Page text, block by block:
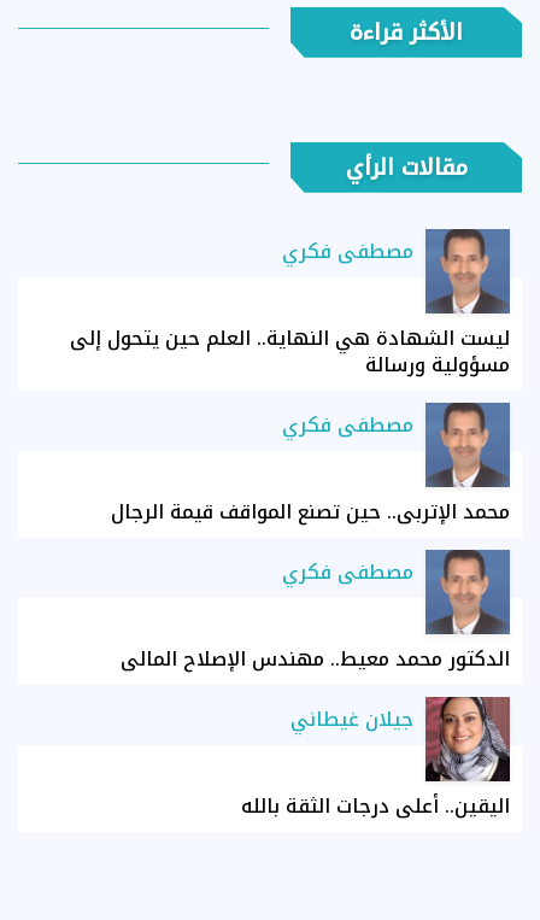
الأكثر قراءة
مقالات الرأي
مصطفى فكري
ليست الشهادة هي النهاية.. العلم حين يتحول إلى
مسؤولية ورسالة
مصطفى فكري
محمد الإتربي.. حين تصنع المواقف قيمة الرجال
مصطفى فكري
الدكتور محمد معيط.. مهندس الإصلاح المالي
جيلان غيطاني
اليقين.. أعلى درجات الثقة بالله